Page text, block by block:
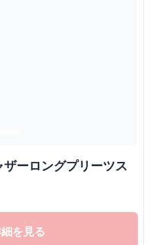
ーロングプリーツス
を見る